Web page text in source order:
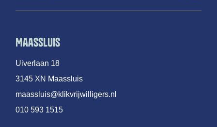
Maassluis
Uiverlaan 18
3145 XN Maassluis
maassluis@klikvrijwilligers.nl
010 593 1515